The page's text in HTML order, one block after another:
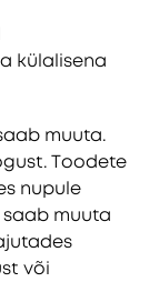
külalisena
muuta.
Toodete
nupule
saab muuta
või